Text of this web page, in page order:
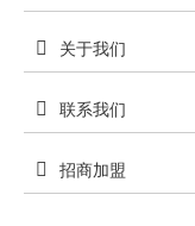
关于我们
联系我们
招商加盟